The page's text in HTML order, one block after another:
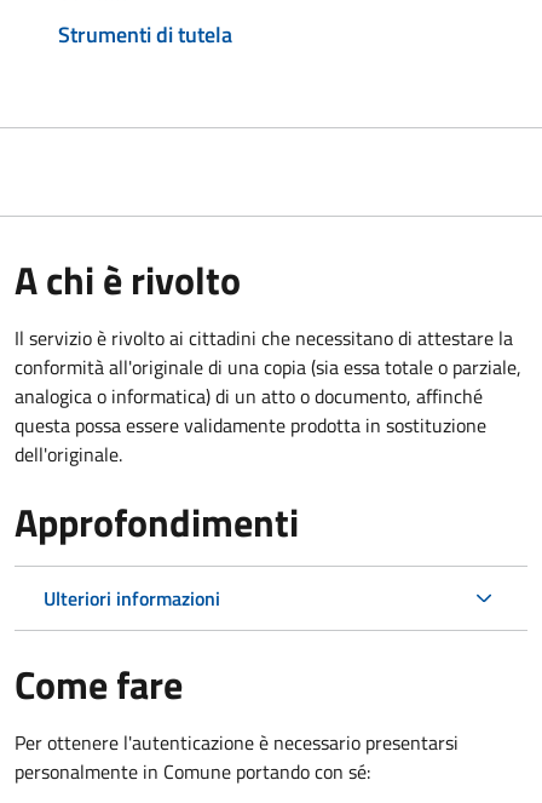
Strumenti di tutela
A chi è rivolto
Il servizio è rivolto ai cittadini che necessitano di attestare la
conformità all'originale di una copia (sia essa totale o parziale,
analogica o informatica) di un atto o documento, affinché
questa possa essere validamente prodotta in sostituzione
dell'originale.
Approfondimenti
Ulteriori informazioni
Come fare
Per ottenere l'autenticazione è necessario presentarsi
personalmente in Comune portando con sé: